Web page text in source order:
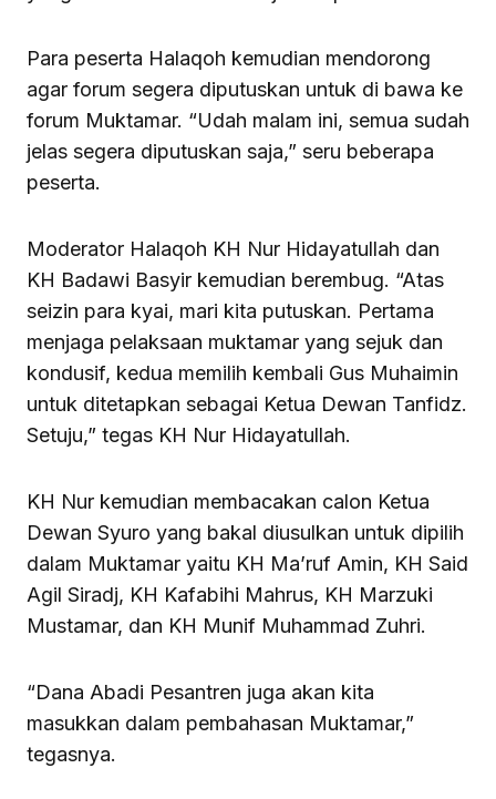
Para peserta Halaqoh kemudian mendorong
agar forum segera diputuskan untuk di bawa ke
forum Muktamar. “Udah malam ini, semua sudah
jelas segera diputuskan saja,” seru beberapa
peserta.
Moderator Halaqoh KH Nur Hidayatullah dan
KH Badawi Basyir kemudian berembug. “Atas
seizin para kyai, mari kita putuskan. Pertama
menjaga pelaksaan muktamar yang sejuk dan
kondusif, kedua memilih kembali Gus Muhaimin
untuk ditetapkan sebagai Ketua Dewan Tanfidz.
Setuju,” tegas KH Nur Hidayatullah.
KH Nur kemudian membacakan calon Ketua
Dewan Syuro yang bakal diusulkan untuk dipilih
dalam Muktamar yaitu KH Ma’ruf Amin, KH Said
Agil Siradj, KH Kafabihi Mahrus, KH Marzuki
Mustamar, dan KH Munif Muhammad Zuhri.
“Dana Abadi Pesantren juga akan kita
masukkan dalam pembahasan Muktamar,”
tegasnya.